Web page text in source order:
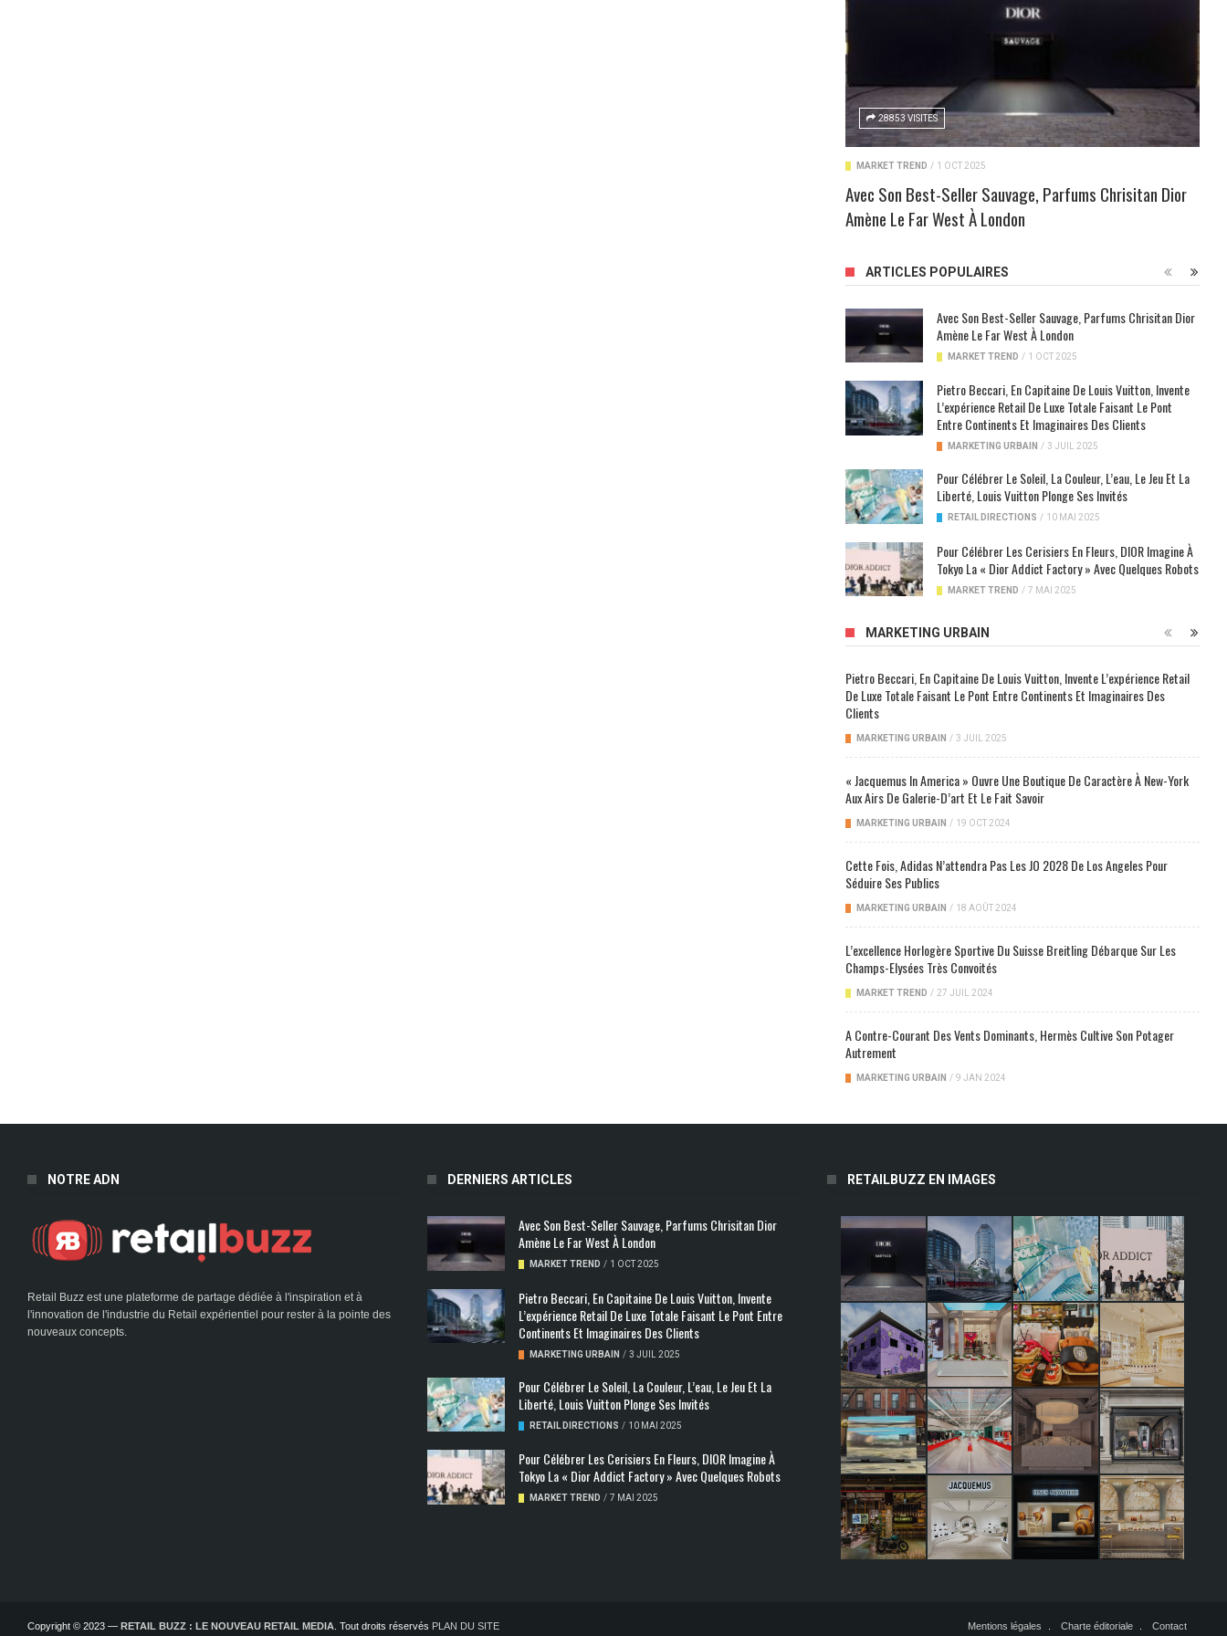
28853 VISITES
MARKET TREND / 1 OCT 2025
Avec Son Best-Seller Sauvage, Parfums Chrisitan Dior
Amène Le Far West À London
ARTICLES POPULAIRES
Avec Son Best-Seller Sauvage, Parfums Chrisitan Dior
Amène Le Far West À London
MARKET TREND / 1 OCT 2025
Pietro Beccari, En Capitaine De Louis Vuitton, Invente
L’expérience Retail De Luxe Totale Faisant Le Pont
Entre Continents Et Imaginaires Des Clients
MARKETING URBAIN / 3 JUIL 2025
Pour Célébrer Le Soleil, La Couleur, L’eau, Le Jeu Et La
Liberté, Louis Vuitton Plonge Ses Invités
RETAIL DIRECTIONS / 10 MAI 2025
Pour Célébrer Les Cerisiers En Fleurs, DIOR Imagine À
Tokyo La « Dior Addict Factory » Avec Quelques Robots
MARKET TREND / 7 MAI 2025
MARKETING URBAIN
Pietro Beccari, En Capitaine De Louis Vuitton, Invente L’expérience Retail
De Luxe Totale Faisant Le Pont Entre Continents Et Imaginaires Des
Clients
MARKETING URBAIN / 3 JUIL 2025
« Jacquemus In America » Ouvre Une Boutique De Caractère À New-York
Aux Airs De Galerie-D’art Et Le Fait Savoir
MARKETING URBAIN / 19 OCT 2024
Cette Fois, Adidas N’attendra Pas Les JO 2028 De Los Angeles Pour
Séduire Ses Publics
MARKETING URBAIN / 18 AOÛT 2024
L’excellence Horlogère Sportive Du Suisse Breitling Débarque Sur Les
Champs-Elysées Très Convoités
MARKET TREND / 27 JUIL 2024
A Contre-Courant Des Vents Dominants, Hermès Cultive Son Potager
Autrement
MARKETING URBAIN / 9 JAN 2024
NOTRE ADN
Retail Buzz est une plateforme de partage dédiée à l'inspiration et à
l'innovation de l'industrie du Retail expérientiel pour rester à la pointe des
nouveaux concepts.
DERNIERS ARTICLES
Avec Son Best-Seller Sauvage, Parfums Chrisitan Dior
Amène Le Far West À London
MARKET TREND / 1 OCT 2025
Pietro Beccari, En Capitaine De Louis Vuitton, Invente
L’expérience Retail De Luxe Totale Faisant Le Pont Entre
Continents Et Imaginaires Des Clients
MARKETING URBAIN / 3 JUIL 2025
Pour Célébrer Le Soleil, La Couleur, L’eau, Le Jeu Et La
Liberté, Louis Vuitton Plonge Ses Invités
RETAIL DIRECTIONS / 10 MAI 2025
Pour Célébrer Les Cerisiers En Fleurs, DIOR Imagine À
Tokyo La « Dior Addict Factory » Avec Quelques Robots
MARKET TREND / 7 MAI 2025
RETAILBUZZ EN IMAGES
Copyright © 2023 — RETAIL BUZZ : LE NOUVEAU RETAIL MEDIA. Tout droits réservés PLAN DU SITE Mentions légales Charte éditoriale Contact